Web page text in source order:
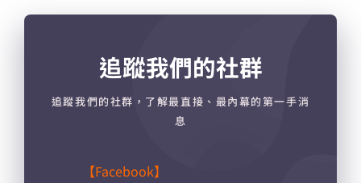
追蹤我們的社群
追蹤我們的社群，了解最直接、最內幕的第一手消
息
【Facebook】